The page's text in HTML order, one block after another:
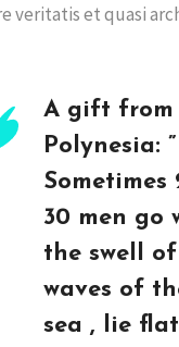
veritatis et quasi
A gift from
Polynesia: ”
Sometimes
30 men go
the swell
waves of
sea , lie